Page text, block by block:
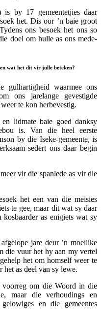
is by 17 gemeentetjies daar
het. Dis oor ’n baie groot
ons besoek het ons so
doel om hulle as ons mede-
wat het dit vir julle beteken?
gulhartigheid waarmee ons
ons jarelange gevestigde
te kon herbevestig.
lidmate baie goed danksy
is. Van die heel eerste
by die Iseke-gemeente, is
sedert ons daar begin
vir die spanlede as vir die
het een van die meisies
te gee, maar dit wat sy daar
as enigiets wat sy
jare deur ’n moeilike
die vuur het hy aan my vertel
het om homself weer te
as deel van sy lewe.
om die Woord in die
maar die verhoudings en
en die gemeentes